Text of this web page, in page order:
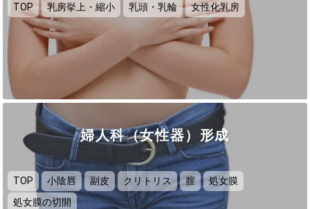
TOP 乳房挙上・縮小 乳頭・乳輪 女性化乳房
婦人科（女性器）形成
TOP 小陰唇 副皮 クリトリス 膣
処女膜
処女膜の切開